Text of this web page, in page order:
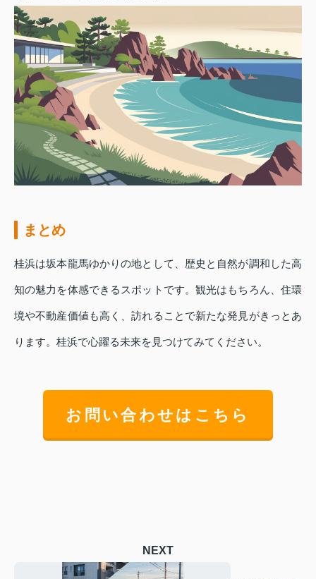
まとめ
桂浜は坂本龍馬ゆかりの地として、歴史と自然が調和した高
知の魅力を体感できるスポットです。観光はもちろん、住環
境や不動産価値も高く、訪れることで新たな発見がきっとあ
ります。桂浜で心躍る未来を見つけてみてください。
お問い合わせはこちら
NEXT